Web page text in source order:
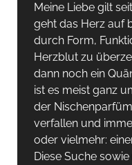
Meine Liebe gilt
geht das Herz auf
durch Form,
Herzblut zu
dann noch ein
ist es meist ganz
der
verfallen und
oder vielmehr:
Diese Suche